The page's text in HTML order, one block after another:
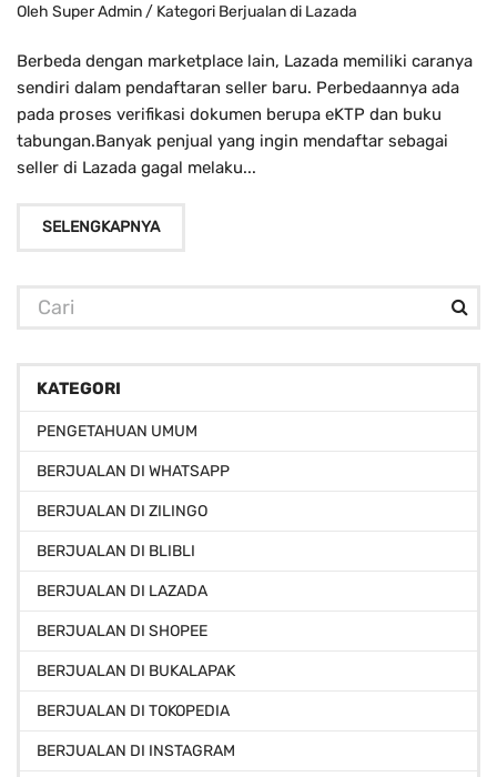
Oleh Super Admin / Kategori Berjualan di Lazada
Berbeda dengan marketplace lain, Lazada memiliki caranya
sendiri dalam pendaftaran seller baru. Perbedaannya ada
pada proses verifikasi dokumen berupa eKTP dan buku
tabungan.Banyak penjual yang ingin mendaftar sebagai
seller di Lazada gagal melaku...
SELENGKAPNYA
KATEGORI
PENGETAHUAN UMUM
BERJUALAN DI WHATSAPP
BERJUALAN DI ZILINGO
BERJUALAN DI BLIBLI
BERJUALAN DI LAZADA
BERJUALAN DI SHOPEE
BERJUALAN DI BUKALAPAK
BERJUALAN DI TOKOPEDIA
BERJUALAN DI INSTAGRAM